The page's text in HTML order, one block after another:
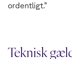
ordentligt.”
Teknisk